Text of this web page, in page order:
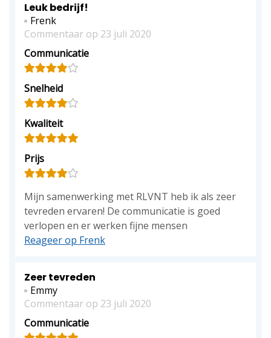
Leuk bedrijf!
Frenk
Commentaar op 23 juli 2020
Communicatie
Snelheid
Kwaliteit
Prijs
Mijn samenwerking met RLVNT heb ik als zeer
tevreden ervaren! De communicatie is goed
verlopen en er werken fijne mensen
Reageer op Frenk
Zeer tevreden
Emmy
Commentaar op 23 juli 2020
Communicatie